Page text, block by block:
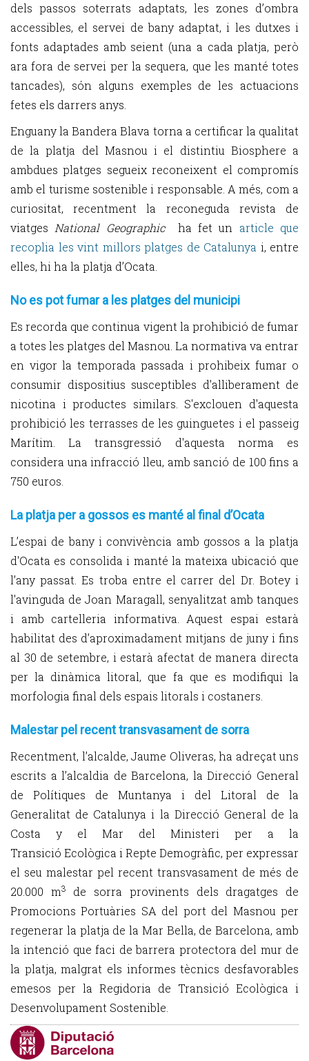
dels passos soterrats adaptats, les zones d’ombra
accessibles, el servei de bany adaptat, i les dutxes i
fonts adaptades amb seient (una a cada platja, però
ara fora de servei per la sequera, que les manté totes
tancades), són alguns exemples de les actuacions
fetes els darrers anys.
Enguany la Bandera Blava torna a certificar la qualitat
de la platja del Masnou i el distintiu Biosphere a
ambdues platges segueix reconeixent el compromís
amb el turisme sostenible i responsable. A més, com a
curiositat, recentment la reconeguda revista de
viatges National Geographic ha fet un article que
recoplia les vint millors platges de Catalunya i, entre
elles, hi ha la platja d’Ocata.
No es pot fumar a les platges del municipi
Es recorda que continua vigent la prohibició de fumar
a totes les platges del Masnou. La normativa va entrar
en vigor la temporada passada i prohibeix fumar o
consumir dispositius susceptibles d'alliberament de
nicotina i productes similars. S'exclouen d'aquesta
prohibició les terrasses de les guinguetes i el passeig
Marítim. La transgressió d'aquesta norma es
considera una infracció lleu, amb sanció de 100 fins a
750 euros.
La platja per a gossos es manté al final d’Ocata
L’espai de bany i convivència amb gossos a la platja
d'Ocata es consolida i manté la mateixa ubicació que
l’any passat. Es troba entre el carrer del Dr. Botey i
l'avinguda de Joan Maragall, senyalitzat amb tanques
i amb cartelleria informativa. Aquest espai estarà
habilitat des d’aproximadament mitjans de juny i fins
al 30 de setembre, i estarà afectat de manera directa
per la dinàmica litoral, que fa que es modifiqui la
morfologia final dels espais litorals i costaners.
Malestar pel recent transvasament de sorra
Recentment, l’alcalde, Jaume Oliveras, ha adreçat uns
escrits a l’alcaldia de Barcelona, la Direcció General
de Polítiques de Muntanya i del Litoral de la
Generalitat de Catalunya i la Direcció General de la
Costa y el Mar del Ministeri per a la
Transició Ecològica i Repte Demogràfic, per expressar
el seu malestar pel recent transvasament de més de
20.000 m3
de sorra provinents dels dragatges de
Promocions Portuàries SA del port del Masnou per
regenerar la platja de la Mar Bella, de Barcelona, amb
la intenció que faci de barrera protectora del mur de
la platja, malgrat els informes tècnics desfavorables
emesos per la Regidoria de Transició Ecològica i
Desenvolupament Sostenible.